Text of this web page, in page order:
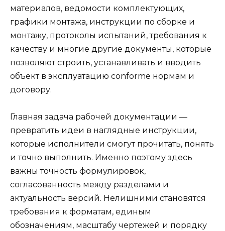
материалов, ведомости комплектующих,
графики монтажа, инструкции по сборке и
монтажу, протоколы испытаний, требования к
качеству и многие другие документы, которые
позволяют строить, устанавливать и вводить
объект в эксплуатацию conforme нормам и
договору.
Главная задача рабочей документации —
превратить идеи в наглядные инструкции,
которые исполнители смогут прочитать, понять
и точно выполнить. Именно поэтому здесь
важны точность формулировок,
согласованность между разделами и
актуальность версий. Нелишними становятся
требования к форматам, единым
обозначениям, масштабу чертежей и порядку